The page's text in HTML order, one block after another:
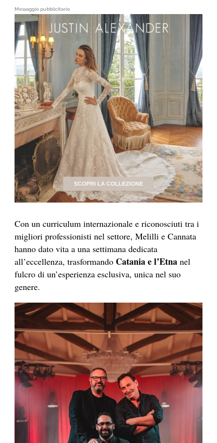
Messaggio pubblicitario
Con un curriculum internazionale e riconosciuti tra i
migliori professionisti nel settore, Melilli e Cannata
hanno dato vita a una settimana dedicata
all’eccellenza, trasformando Catania e l’Etna nel
fulcro di un’esperienza esclusiva, unica nel suo
genere.